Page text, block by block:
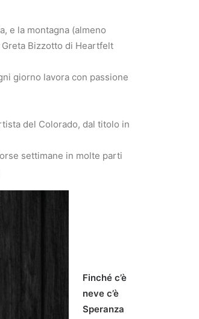
e la montagna (almeno
Bizzotto di Heartfelt
giorno lavora con passione
del Colorado, dal titolo in
settimane in molte parti
Finché c’è
neve c’è
Speranza